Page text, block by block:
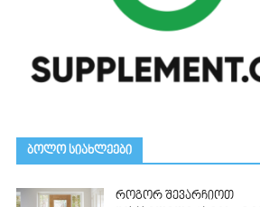
ᲑᲝᲚᲝ ᲡᲘᲐᲮᲚᲔᲔᲑᲘ
როგორ შევარჩიოთ